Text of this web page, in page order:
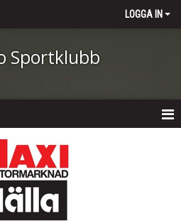
LOGGA IN
Sportklubb